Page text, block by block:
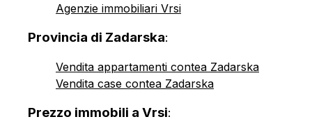
Agenzie immobiliari Vrsi
Provincia di Zadarska:
Vendita appartamenti contea Zadarska
Vendita case contea Zadarska
Prezzo immobili a Vrsi: